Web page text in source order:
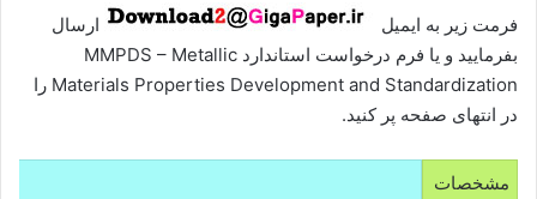
فرمت زیر به ایمیل
ارسال
بفرمایید و یا فرم درخواست استاندارد MMPDS – Metallic
Materials Properties Development and Standardization را
در انتهای صفحه پر کنید.
مشخصات